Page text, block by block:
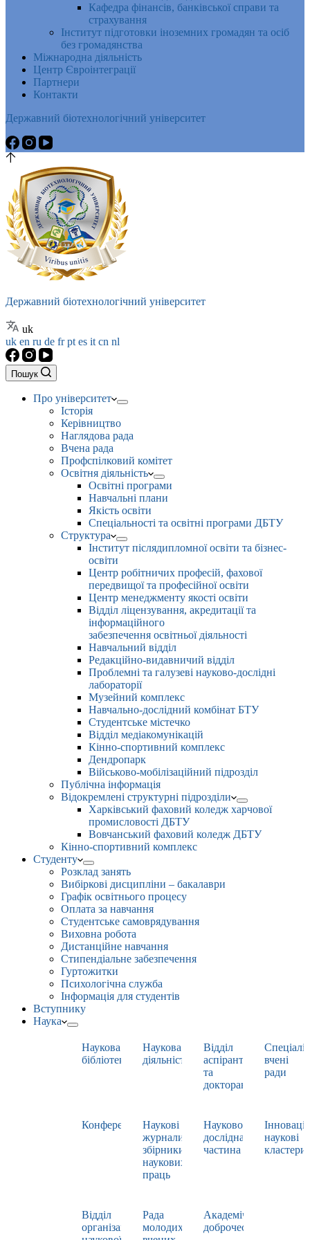
Кафедра фінансів, банківської справи та
страхування
Інститут підготовки іноземних громадян та осіб
без громадянства
Міжнародна діяльність
Центр Євроінтеграції
Партнери
Контакти
Державний біотехнологічний університет
Державний біотехнологічний університет
uk
uk en ru de frpt es it cn nl
Пошук
Про університет
Історія
Керівництво
Наглядова рада
Вчена рада
Профспілковий комітет
Освітня діяльність
Освітні програми
Навчальні плани
Якість освіти
Спеціальності та освітні програми ДБТУ
Структура
Інститут післядипломної освіти та бізнес-
освіти
Центр робітничих професій, фахової
передвищої та професійної освіти
Центр менеджменту якості освіти
Відділ ліцензування, акредитації та
інформаційного
забезпечення освітньої діяльності
Навчальний відділ
Редакційно-видавничий відділ
Проблемні та галузеві науково-дослідні
лабораторії
Музейний комплекс
Навчально-дослідний комбінат БТУ
Студентське містечко
Відділ медіакомунікацій
Кінно-спортивний комплекс
Дендропарк
Військово-мобілізаційний підрозділ
Публічна інформація
Відокремлені структурні підрозділи
Харківський фаховий коледж харчової
промисловості ДБТУ
Вовчанський фаховий коледж ДБТУ
Кінно-спортивний комплекс
Студенту
Розклад занять
Вибіркові дисципліни – бакалаври
Графік освітнього процесу
Оплата за навчання
Студентське самоврядування
Виховна робота
Дистанційне навчання
Стипендіальне забезпечення
Гуртожитки
Психологічна служба
Інформація для студентів
Вступнику
Наука
Наукова
бібліотека
Наукова
діяльність
Відділ
аспірантури
та
докторантури
вчені
ради
Конференції
Наукові
журнали,
збірники
наукових
праць
Науково-
дослідна
частина
наукові
кластери
Відділ
організації
Рада
молодих
Академічна
доброчесність